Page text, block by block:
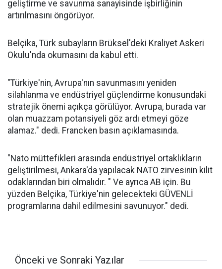
geliştirme ve savunma sanayisinde işbirliğinin
artırılmasını öngörüyor.
Belçika, Türk subayların Brüksel'deki Kraliyet Askeri
Okulu'nda okumasını da kabul etti.
"Türkiye'nin, Avrupa'nın savunmasını yeniden
silahlanma ve endüstriyel güçlendirme konusundaki
stratejik önemi açıkça görülüyor. Avrupa, burada var
olan muazzam potansiyeli göz ardı etmeyi göze
alamaz." dedi. Francken basın açıklamasında.
"Nato müttefikleri arasında endüstriyel ortaklıkların
geliştirilmesi, Ankara'da yapılacak NATO zirvesinin kilit
odaklarından biri olmalıdır. " Ve ayrıca AB için. Bu
yüzden Belçika, Türkiye'nin gelecekteki GÜVENLİ
programlarına dahil edilmesini savunuyor." dedi.
Önceki ve Sonraki Yazılar